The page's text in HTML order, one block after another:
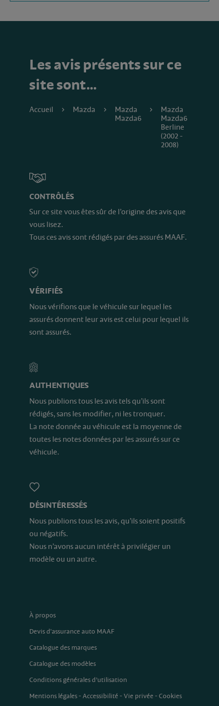
Les avis présents sur ce
site sont…
Accueil Mazda
Mazda
Mazda6
Mazda
Mazda6
Berline
(2002 -
2008)
CONTRÔLÉS
Sur ce site vous êtes sûr de l’origine des avis que
vous lisez.
Tous ces avis sont rédigés par des assurés MAAF.
VÉRIFIÉS
Nous vérifions que le véhicule sur lequel les
assurés donnent leur avis est celui pour lequel ils
sont assurés.
AUTHENTIQUES
Nous publions tous les avis tels qu’ils sont
rédigés, sans les modifier, ni les tronquer.
La note donnée au véhicule est la moyenne de
toutes les notes données par les assurés sur ce
véhicule.
DÉSINTÉRESSÉS
Nous publions tous les avis, qu’ils soient positifs
ou négatifs.
Nous n’avons aucun intérêt à privilégier un
modèle ou un autre.
À propos
Devis d'assurance auto MAAF
Catalogue des marques
Catalogue des modèles
Conditions générales d’utilisation
Mentions légales-Accessibilité -Vie privée -Cookies